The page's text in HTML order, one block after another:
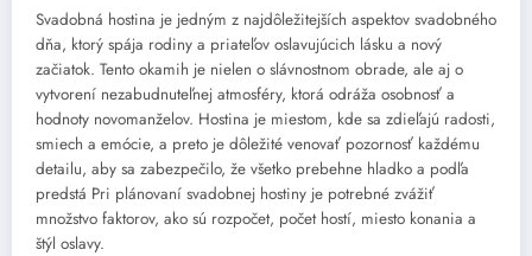
Svadobná hostina je jedným z najdôležitejších aspektov svadobného
dňa, ktorý spája rodiny a priateľov oslavujúcich lásku a nový
začiatok. Tento okamih je nielen o slávnostnom obrade, ale aj o
vytvorení nezabudnuteľnej atmosféry, ktorá odráža osobnosť a
hodnoty novomanželov. Hostina je miestom, kde sa zdieľajú radosti,
smiech a emócie, a preto je dôležité venovať pozornosť každému
detailu, aby sa zabezpečilo, že všetko prebehne hladko a podľa
predstá Pri plánovaní svadobnej hostiny je potrebné zvážiť
množstvo faktorov, ako sú rozpočet, počet hostí, miesto konania a
štýl oslavy.